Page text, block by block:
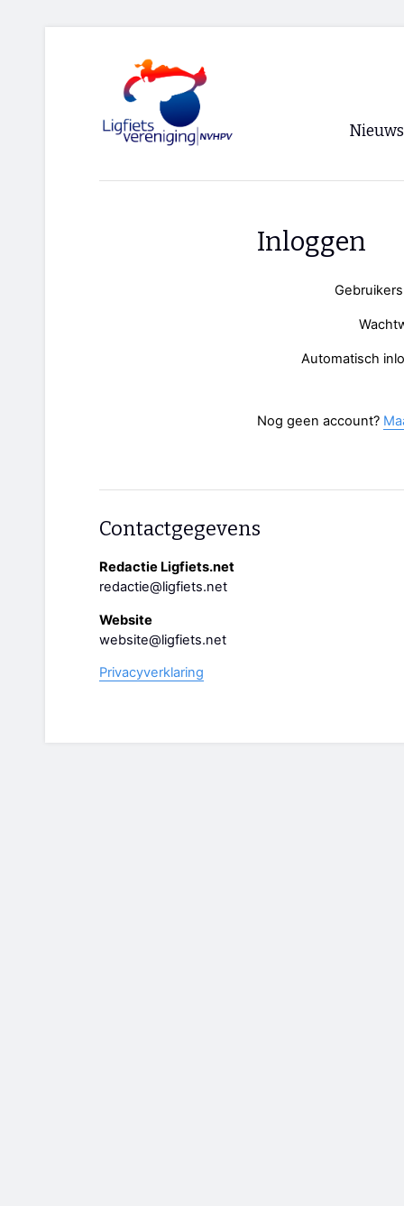
Nieuws
Inloggen
Automatisch
Nog geen account?
Contactgegevens
Redactie Ligfiets.net
redactie@ligfiets.net
Website
website@ligfiets.net
Privacyverklaring